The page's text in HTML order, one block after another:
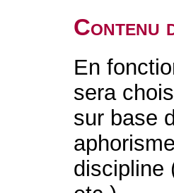
Contenu
En
sera
sur base
discipline